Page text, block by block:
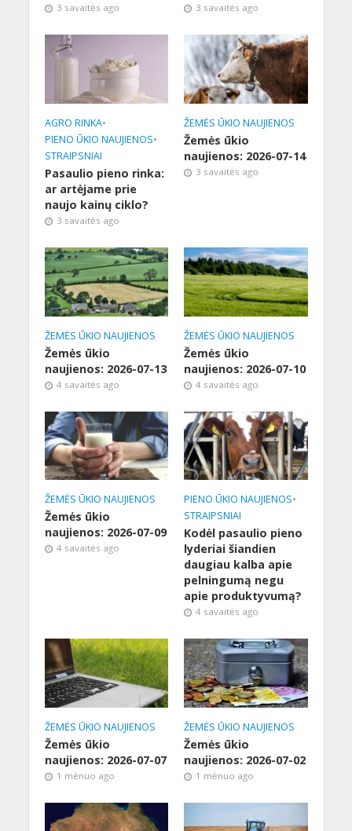
3 savaitės ago 3 savaitės ago
AGRO RINKA•
PIENO ŪKIO NAUJIENOS•
STRAIPSNIAI
Pasaulio pieno rinka:
ar artėjame prie
naujo kainų ciklo?
3 savaitės ago
ŽEMĖS ŪKIO NAUJIENOS
Žemės ūkio
naujienos: 2026-07-14
3 savaitės ago
ŽEMĖS ŪKIO NAUJIENOS
Žemės ūkio
naujienos: 2026-07-13
4 savaitės ago
ŽEMĖS ŪKIO NAUJIENOS
Žemės ūkio
naujienos: 2026-07-10
4 savaitės ago
ŽEMĖS ŪKIO NAUJIENOS
Žemės ūkio
naujienos: 2026-07-09
4 savaitės ago
PIENO ŪKIO NAUJIENOS•
STRAIPSNIAI
Kodėl pasaulio pieno
lyderiai šiandien
daugiau kalba apie
pelningumą negu
apie produktyvumą?
4 savaitės ago
ŽEMĖS ŪKIO NAUJIENOS
Žemės ūkio
naujienos: 2026-07-07
1 mėnuo ago
ŽEMĖS ŪKIO NAUJIENOS
Žemės ūkio
naujienos: 2026-07-02
1 mėnuo ago